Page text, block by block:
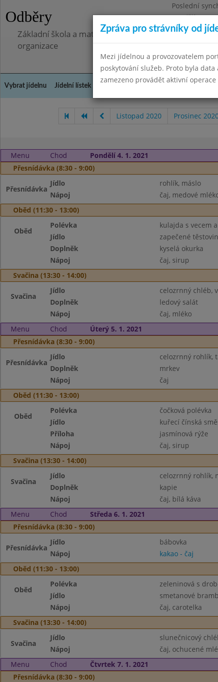
Odběry
Poslední
Pondělí
Základní škola a mateřská škola Libá, okres Cheb,
organizace
Vybrat jídelnu Jídelní lístek Kontakty a informace
Listopad 2020 Prosinec
Menu Chod
Pondělí 4. 1. 2021
Přesnídávka (8:30 - 9:00)
Přesnídávka
Jídlo
rohlík, máslo
Nápoj
čaj, medové
Oběd (11:30 - 13:00)
Oběd
Polévka
kulajda s vecem
Jídlo
zapečené
Doplněk
kyselá okurka
Nápoj
čaj, sirup
Svačina (13:30 - 14:00)
Svačina
Jídlo
celozrnný chléb,
Doplněk
ledový salát
Nápoj
čaj, mléko
Menu
Chod
Úterý 5. 1. 2021
Přesnídávka (8:30 - 9:00)
Přesnídávka
Jídlo
celozrnný rohlík,
Doplněk
mrkev
Nápoj
čaj
Oběd (11:30 - 13:00)
Oběd
Polévka
čočková polévka
Jídlo
kuřecí čínská
Příloha
jasmínová rýže
Nápoj
čaj, sirup
Svačina (13:30 - 14:00)
Svačina
Jídlo
celozrnný rohlík,
Doplněk
kapie
Nápoj
čaj, bílá káva
Menu
Chod
Středa 6. 1. 2021
Přesnídávka (8:30 - 9:00)
Přesnídávka
Jídlo
bábovka
Nápoj
kakao - čaj
Oběd (11:30 - 13:00)
Oběd
Polévka
zeleninová s
Jídlo
smetanové
Nápoj
čaj, carotelka
Svačina (13:30 - 14:00)
Svačina
Jídlo
slunečnicový
Nápoj
čaj, ochucené
Menu
Chod
Čtvrtek 7. 1. 2021
Přesnídávka (8:30 - 9:00)
Zpráva pro strávníky od
Mezi jídelnou a provozovatelem
poskytování služeb. Proto byla
zamezeno provádět aktivní